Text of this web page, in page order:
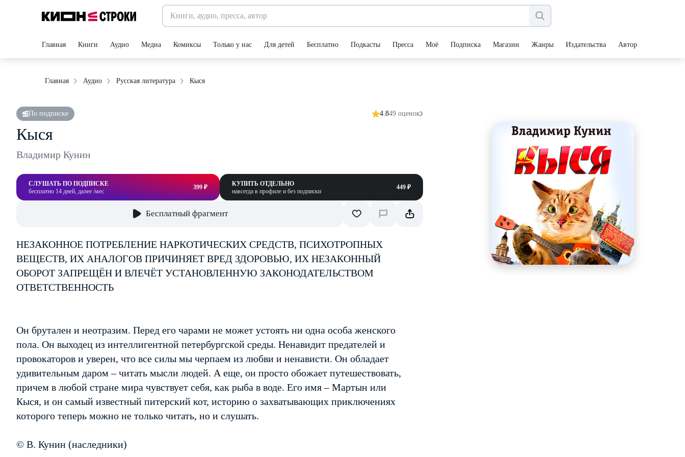
Главная Книги Аудио Медиа Комиксы Только у нас Для детей Бесплатно Подкасты Пресса Моё Подписка Магазин Жанры Издательства Авторы
Главная Аудио Русская литература Кыся
По подписке 4.849 оценок
Кыся
Владимир Кунин
СЛУШАТЬ ПО ПОДПИСКЕ
бесплатно 14 дней, далее /мес
399 ₽
КУПИТЬ ОТДЕЛЬНО
навсегда в профиле и без подписки
449 ₽
Бесплатный фрагмент
НЕЗАКОННОЕ ПОТРЕБЛЕНИЕ НАРКОТИЧЕСКИХ СРЕДСТВ, ПСИХОТРОПНЫХ
ВЕЩЕСТВ, ИХ АНАЛОГОВ ПРИЧИНЯЕТ ВРЕД ЗДОРОВЬЮ, ИХ НЕЗАКОННЫЙ
ОБОРОТ ЗАПРЕЩЁН И ВЛЕЧЁТ УСТАНОВЛЕННУЮ ЗАКОНОДАТЕЛЬСТВОМ
ОТВЕТСТВЕННОСТЬ
Он брутален и неотразим. Перед его чарами не может устоять ни одна особа женского
пола. Он выходец из интеллигентной петербургской среды. Ненавидит предателей и
провокаторов и уверен, что все силы мы черпаем из любви и ненависти. Он обладает
удивительным даром – читать мысли людей. А еще, он просто обожает путешествовать,
причем в любой стране мира чувствует себя, как рыба в воде. Его имя – Мартын или
Кыся, и он самый известный питерский кот, историю о захватывающих приключениях
которого теперь можно не только читать, но и слушать.
© В. Кунин (наследники)